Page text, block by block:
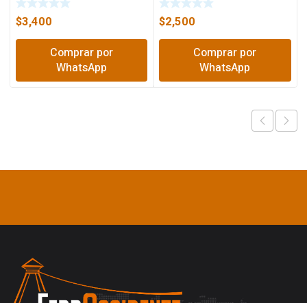
$3,400
Comprar por
WhatsApp
$2,500
Comprar por
WhatsApp